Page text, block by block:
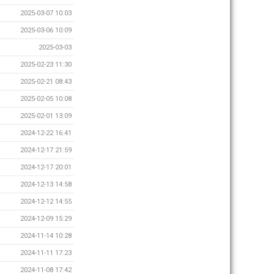
2025-03-07 10:03
2025-03-06 10:09
2025-03-03
2025-02-23 11:30
2025-02-21 08:43
2025-02-05 10:08
2025-02-01 13:09
2024-12-22 16:41
2024-12-17 21:59
2024-12-17 20:01
2024-12-13 14:58
2024-12-12 14:55
2024-12-09 15:29
2024-11-14 10:28
2024-11-11 17:23
2024-11-08 17:42